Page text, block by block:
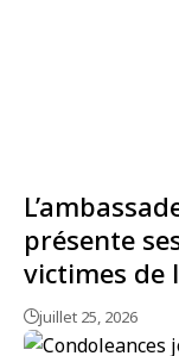
présente
victimes de
juillet 25, 2026